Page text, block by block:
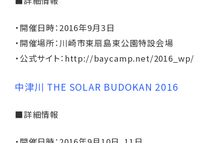
・開催日時：2016年9月3日
・開催場所：川崎市東扇島東公園特設会場
・公式サイト： http://baycamp.net/2016_wp/
中津川 THE SOLAR BUDOKAN 2016
■詳細情報